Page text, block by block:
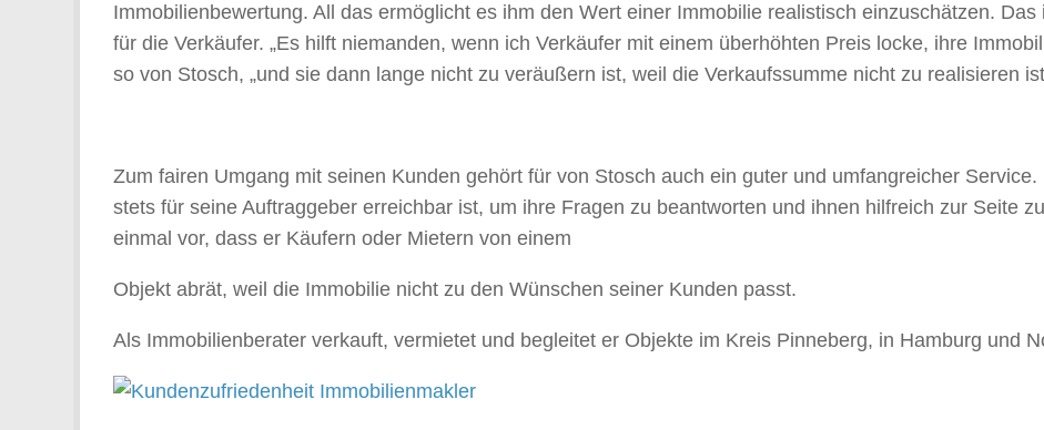
Immobilienbewertung. All das ermöglicht es ihm den Wert einer Immobilie realistisch einzuschätzen.
für die Verkäufer. „Es hilft niemanden, wenn ich Verkäufer mit einem überhöhten Preis locke, ihre
so von Stosch, „und sie dann lange nicht zu veräußern ist, weil die Verkaufssumme nicht zu realisieren
Zum fairen Umgang mit seinen Kunden gehört für von Stosch auch ein guter und umfangreicher
stets für seine Auftraggeber erreichbar ist, um ihre Fragen zu beantworten und ihnen hilfreich zur Seite
einmal vor, dass er Käufern oder Mietern von einem
Objekt abrät, weil die Immobilie nicht zu den Wünschen seiner Kunden passt.
Als Immobilienberater verkauft, vermietet und begleitet er Objekte im Kreis Pinneberg, in Hamburg und